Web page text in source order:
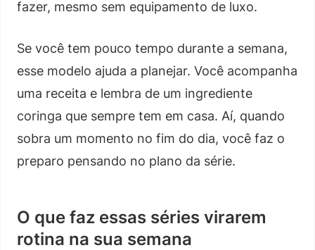
fazer, mesmo sem equipamento de luxo.
Se você tem pouco tempo durante a semana,
esse modelo ajuda a planejar. Você acompanha
uma receita e lembra de um ingrediente
coringa que sempre tem em casa. Aí, quando
sobra um momento no fim do dia, você faz o
preparo pensando no plano da série.
O que faz essas séries virarem
rotina na sua semana